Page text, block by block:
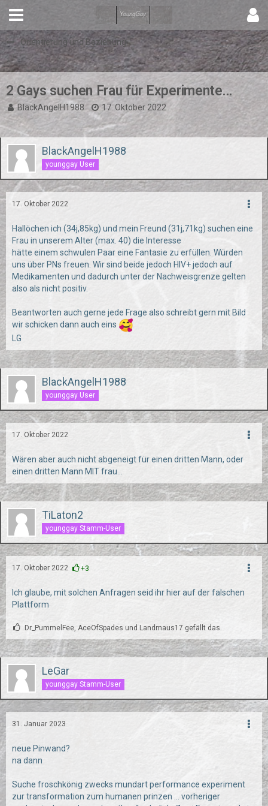
Orientierung und Beziehung
2 Gays suchen Frau für Experimente...
BlackAngelH1988 17. Oktober 2022
BlackAngelH1988
younggay User
17. Oktober 2022
Hallöchen ich (34j,85kg) und mein Freund (31j,71kg) suchen eine
Frau in unserem Alter (max. 40) die Interesse
hätte einem schwulen Paar eine Fantasie zu erfüllen. Würden
uns über PNs freuen. Wir sind beide jedoch HIV+ jedoch auf
Medikamenten und dadurch unter der Nachweisgrenze gelten
also als nicht positiv.
Beantworten auch gerne jede Frage also schreibt gern mit Bild
wir schicken dann auch eins
LG
BlackAngelH1988
younggay User
17. Oktober 2022
Wären aber auch nicht abgeneigt für einen dritten Mann, oder
einen dritten Mann MIT frau...
TiLaton2
younggay Stamm-User
17. Oktober 2022 +3
Ich glaube, mit solchen Anfragen seid ihr hier auf der falschen
Plattform
Dr_PummelFee, AceOfSpades und Landmaus17 gefällt das.
LeGar
younggay Stamm-User
31. Januar 2023
neue Pinwand?
na dann
Suche froschkönig zwecks mundart performance experiment
zur transformation zum humanen prinzen ... vorheriger